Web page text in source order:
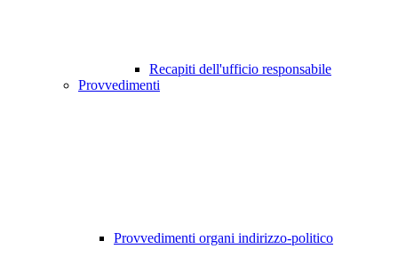
Recapiti dell'ufficio responsabile
Provvedimenti
Provvedimenti organi indirizzo-politico